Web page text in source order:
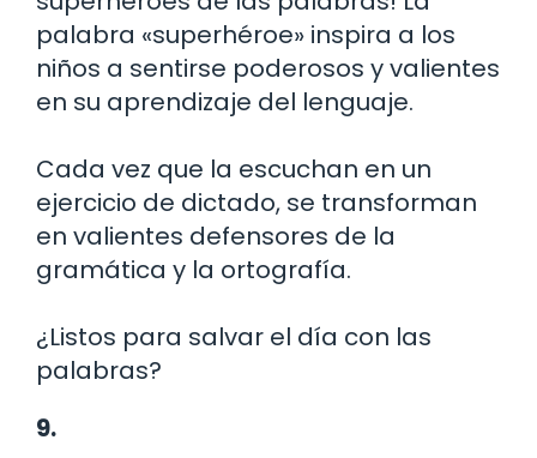
palabra «superhéroe» inspira a los
niños a sentirse poderosos y valientes
en su aprendizaje del lenguaje.
Cada vez que la escuchan en un
ejercicio de dictado, se transforman
en valientes defensores de la
gramática y la ortografía.
¿Listos para salvar el día con las
palabras?
9.